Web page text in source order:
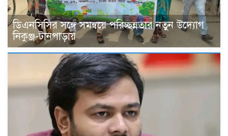
ডিএনসিসির সঙ্গে সমন্বয়ে পরিচ্ছন্নতার নতুন উদ্যোগ
নিকুঞ্জ-টানপাড়ায়